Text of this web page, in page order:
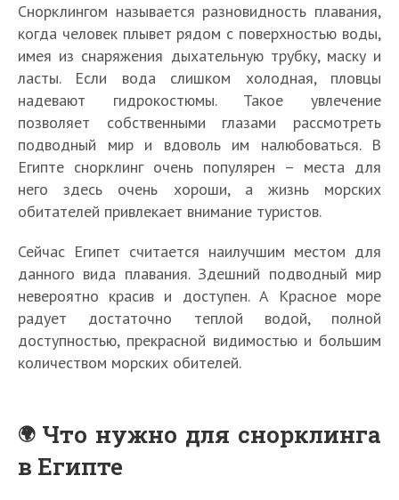
Снорклингом называется разновидность плавания,
когда человек плывет рядом с поверхностью воды,
имея из снаряжения дыхательную трубку, маску и
ласты. Если вода слишком холодная, пловцы
надевают гидрокостюмы. Такое увлечение
позволяет собственными глазами рассмотреть
подводный мир и вдоволь им налюбоваться. В
Египте снорклинг очень популярен – места для
него здесь очень хороши, а жизнь морских
обитателей привлекает внимание туристов.
Сейчас Египет считается наилучшим местом для
данного вида плавания. Здешний подводный мир
невероятно красив и доступен. А Красное море
радует достаточно теплой водой, полной
доступностью, прекрасной видимостью и большим
количеством морских обителей.
Что нужно для снорклинга
в Египте